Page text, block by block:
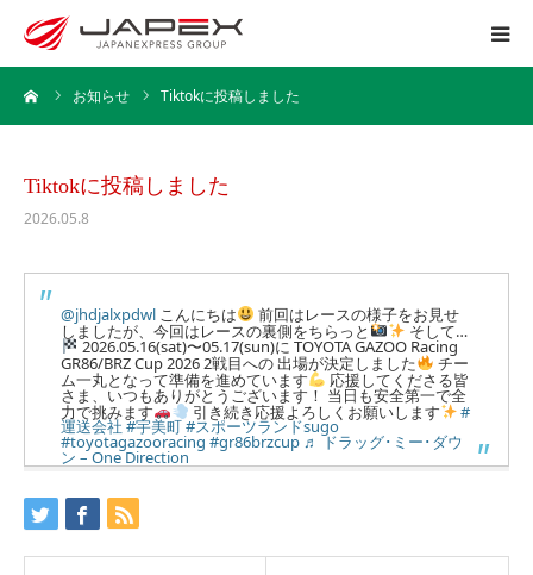
お知らせ Tiktokに投稿しました
Tiktokに投稿しました
2026.05.8
@jhdjalxpdwl こんにちは 前回はレースの様子をお見せ
しましたが、今回はレースの裏側をちらっと そして…
2026.05.16(sat)〜05.17(sun)に TOYOTA GAZOO Racing
GR86/BRZ Cup 2026 2戦目への 出場が決定しました チー
ム一丸となって準備を進めています 応援してくださる皆
さま、いつもありがとうございます！ 当日も安全第一で全
力で挑みます 引き続き応援よろしくお願いします #
運送会社 #宇美町#スポーツランドsugo
#toyotagazooracing #gr86brzcup ♬ ドラッグ･ミー･ダウ
ン – One Direction
ホーム
保管事業
企業情報
採用情報